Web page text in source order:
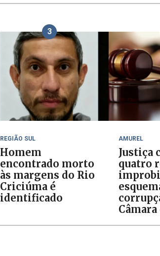
3
REGIÃO SUL
Homem
encontrado morto
às margens do Rio
Criciúma é
identificado
AMUREL
Justiça
quatro